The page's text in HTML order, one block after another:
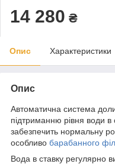
14 280 ₴
Опис Характеристики
Опис
Автоматична система
підтриманню рівня води
забезпечить нормальну
особливо барабанного
Вода в ставку регулярно